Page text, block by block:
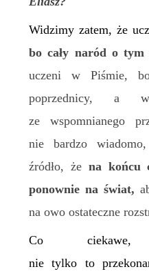
Widzimy zatem, że
bo cały naród o tym
uczeni w Piśmie,
poprzednicy, a
ze wspomnianego
nie bardzo
źródło, że na końcu
ponownie na świat,
na owo ostateczne
Co
nie tylko to